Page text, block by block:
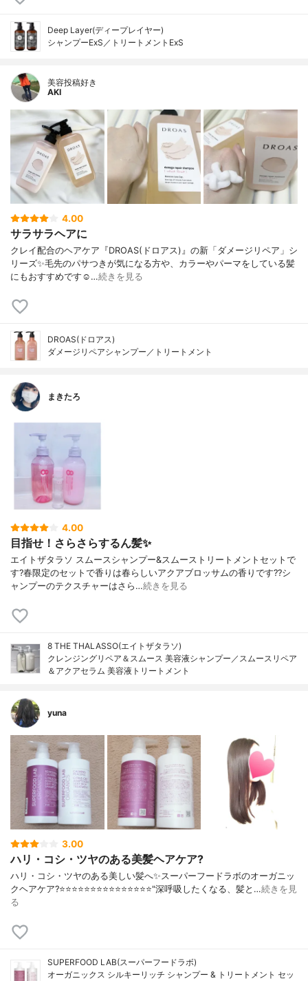
Deep Layer(ディープレイヤー)
シャンプーExS／トリートメントExS
美容投稿好き
AKI
4.00
サラサラヘアに
クレイ配合のヘアケア『DROAS(ドロアス)』の新「ダメージリペア」シ
リーズ ✨ 毛先のパサつきが気になる方や、カラーやパーマをしている髪
にもおすすめです☺️ …続きを見る
DROAS(ドロアス)
ダメージリペアシャンプー／トリートメント
まきたろ
4.00
目指せ！さらさらするん髪✨
エイトザタラソ スムースシャンプー&スムーストリートメントセットで
す?春限定のセットで香りは春らしいアクアブロッサムの香りです??シ
ャンプーのテクスチャーはさら…続きを見る
8 THE THALASSO(エイトザタラソ)
クレンジングリペア＆スムース 美容液シャンプー／スムースリペア
＆アクアセラム 美容液トリートメント
yuna
3.00
ハリ・コシ・ツヤのある美髪ヘアケア?
ハリ・コシ・ツヤのある美しい髪へ✨スーパーフードラボのオーガニッ
クヘアケア?⭐️⭐️⭐️⭐️⭐️⭐️⭐️⭐️⭐️⭐️⭐️⭐️⭐️⭐️⭐️"深呼吸したくなる、髪と…続きを見
る
SUPERFOOD LAB(スーパーフードラボ)
オーガニックス シルキーリッチ シャンプー & トリートメント セッ